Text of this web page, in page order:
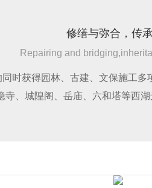
修缮与弥合，传
Repairing and
时获得园林、古建、文保施工
、城隍阁、岳庙、六和塔等西